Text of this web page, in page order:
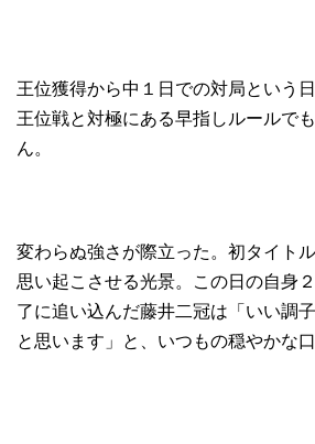
王位獲得から中１日での対局という
王位戦と対極にある早指しルールで
ん。
変わらぬ強さが際立った。初タイト
思い起こさせる光景。この日の自身
了に追い込んだ藤井二冠は「いい調
と思います」と、いつもの穏やかな